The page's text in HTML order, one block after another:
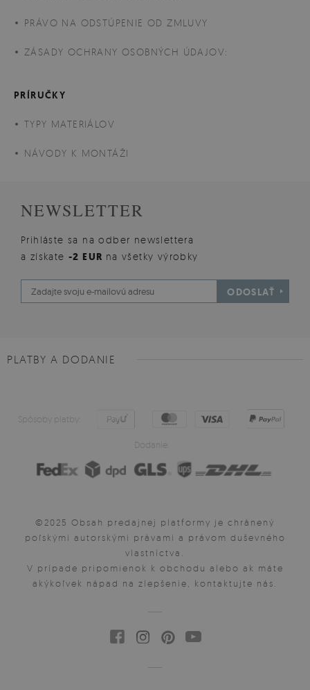
PRÁVO NA ODSTÚPENIE OD ZMLUVY
ZÁSADY OCHRANY OSOBNÝCH ÚDAJOV:
PRÍRUČKY
TYPY MATERIÁLOV
NÁVODY K MONTÁŽI
NEWSLETTER
Prihláste sa na odber newslettera
a získate -2 EUR na všetky výrobky
ODOSLAŤ
PLATBY A DODANIE
Spôsoby platby:
Dodanie:
©2025 Obsah predajnej platformy je chránený
poľskými autorskými právami a právom duševného
vlastníctva.
V prípade pripomienok k obchodu alebo ak máte
akýkoľvek nápad na zlepšenie, kontaktujte nás.